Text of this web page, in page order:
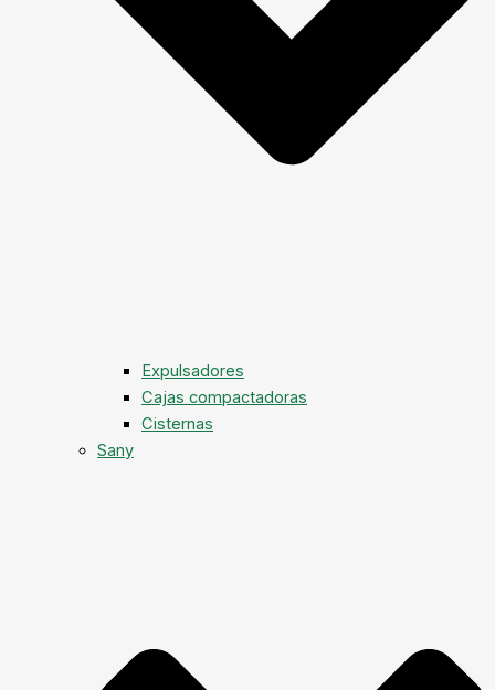
Expulsadores
Cajas compactadoras
Cisternas
Sany